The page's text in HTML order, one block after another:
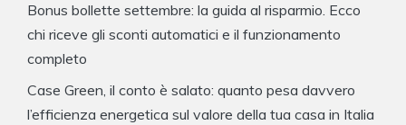
Bonus bollette settembre: la guida al risparmio. Ecco
chi riceve gli sconti automatici e il funzionamento
completo
Case Green, il conto è salato: quanto pesa davvero
l’efficienza energetica sul valore della tua casa in Italia